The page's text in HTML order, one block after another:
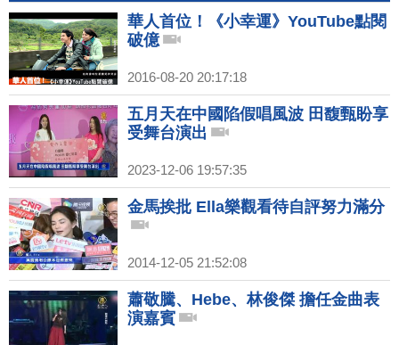
華人首位！《小幸運》YouTube點閱
破億
2016-08-20 20:17:18
五月天在中國陷假唱風波 田馥甄盼享
受舞台演出
2023-12-06 19:57:35
金馬挨批 Ella樂觀看待自評努力滿分
2014-12-05 21:52:08
蕭敬騰、Hebe、林俊傑 擔任金曲表
演嘉賓